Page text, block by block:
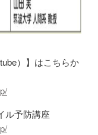
）】はこちらか
ル予防講座